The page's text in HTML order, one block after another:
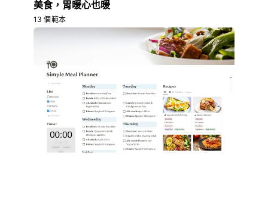
美食，胃暖心也暖
13 個範本